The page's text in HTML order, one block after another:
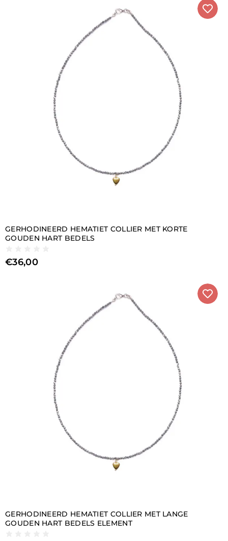
GERHODINEERD HEMATIET COLLIER MET KORTE
GOUDEN HART BEDELS
€36,00
GERHODINEERD HEMATIET COLLIER MET LANGE
GOUDEN HART BEDELS ELEMENT